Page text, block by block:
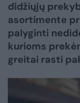
didžiųjų
asortimente
palyginti
kurioms
greitai rasti